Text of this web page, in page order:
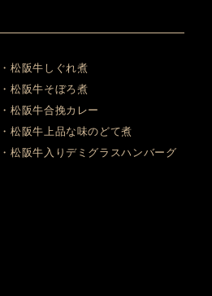
・松阪牛しぐれ煮
・松阪牛そぼろ煮
・松阪牛合挽カレー
・松阪牛上品な味のどて煮
・松阪牛入りデミグラスハンバーグ